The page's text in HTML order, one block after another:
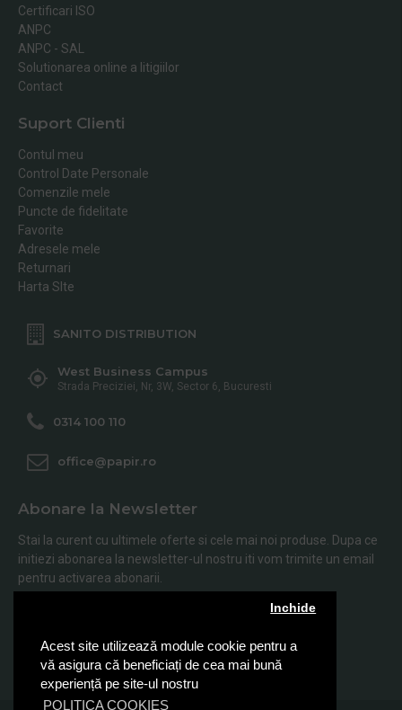
Acest site utilizează module cookie pentru a
vă asigura că beneficiați de cea mai bună
experiență pe site-ul nostru
POLITICA COOKIES
Inchide
Certificari ISO
ANPC
ANPC - SAL
Solutionarea online a litigiilor
Contact
Suport Clienti
Contul meu
Control Date Personale
Comenzile mele
Puncte de fidelitate
Favorite
Adresele mele
Returnari
Harta SIte
SANITO DISTRIBUTION
West Business Campus
Strada Preciziei, Nr, 3W, Sector 6, Bucuresti
0314 100 110
office@papir.ro
Abonare la Newsletter
Stai la curent cu ultimele oferte si cele mai noi produse. Dupa ce
initiezi abonarea la newsletter-ul nostru iti vom trimite un email
pentru activarea abonarii.
Abonare
Am citit şi sunt de acord cu Politica de Confidentialitate